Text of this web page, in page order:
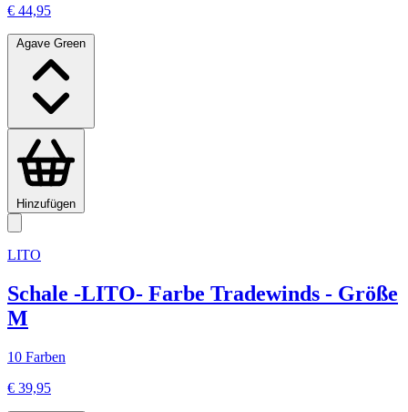
€ 44,95
Agave Green
Hinzufügen
LITO
Schale -LITO- Farbe Tradewinds - Größe
M
10 Farben
€ 39,95